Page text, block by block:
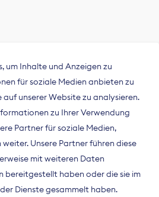
und
um Inhalte und Anzeigen zu
für soziale Medien anbieten zu
unserer Website zu analysieren.
zu Ihrer Verwendung
Partner für soziale Medien,
Unsere Partner führen diese
mit weiteren Daten
bereitgestellt haben oder die sie im
Dienste gesammelt haben.